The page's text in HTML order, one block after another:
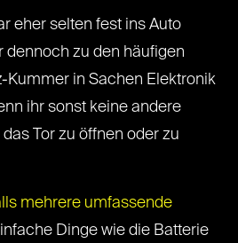
eher selten fest ins Auto
dennoch zu den häufigen
Kummer in Sachen Elektronik
ihr sonst keine andere
Tor zu öffnen oder zu
mehrere umfassende
Dinge wie die Batterie